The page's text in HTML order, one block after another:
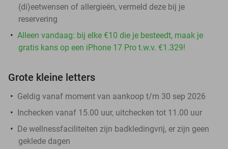
(di)eetwensen of allergieën, vermeld deze bij je
reservering
Alleen vandaag: bij elke €10 die je besteedt, maak je
gratis kans op een iPhone 17 Pro t.w.v. €1.329!
Grote kleine letters
Geldig vanaf moment van aankoop t/m 30 sep 2026
Inchecken vanaf 15.00 uur, uitchecken tot 11.00 uur
De wellnessfaciliteiten zijn badkledingvrij, er zijn geen
geklede dagen